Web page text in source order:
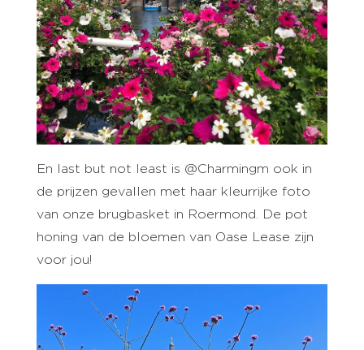
En last but not least is @Charmingm ook in
de prijzen gevallen met haar kleurrijke foto
van onze brugbasket in Roermond. De pot
honing van de bloemen van Oase Lease zijn
voor jou!